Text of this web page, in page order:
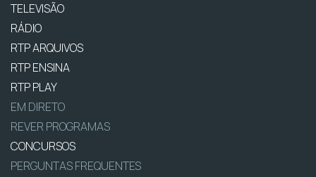
TELEVISÃO
RÁDIO
RTP ARQUIVOS
RTP ENSINA
RTP PLAY
EM DIRETO
REVER PROGRAMAS
CONCURSOS
PERGUNTAS FREQUENTES